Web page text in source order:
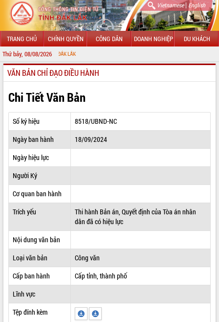
Vietnamese| English
TRANG CHỦ CHÍNH QUYỀN CÔNG DÂN DOANH NGHIỆP DU KHÁCH
Thứ bảy, 08/08/2026
GIỚI THIỆU
LÃNH ĐẠO UBND TỈNH
TIN TỨC SỰ KIỆN
SỞ, BAN, NGÀNH
THÔNG TIN CHỈ ĐẠO ĐIỀU HÀNH
HỆ THỐNG VĂN BẢN
VĂN BẢN HĐND TỈNH
ĐIỂM TIN VĂN BẢN
VĂN BẢN CHỈ ĐẠO ĐIỀU HÀNH
Chi Tiết Văn Bản
Số ký hiệu
8518/UBND-NC
Ngày ban hành
18/09/2024
Ngày hiệu lực
Người Ký
Cơ quan ban hành
Trích yếu
Thi hành Bản án, Quyết định của Tòa án nhân
dân đã có hiệu lực
Nội dung văn bản
Loại văn bản
Công văn
Cấp ban hành
Cấp tỉnh, thành phố
Lĩnh vực
Tệp đính kèm